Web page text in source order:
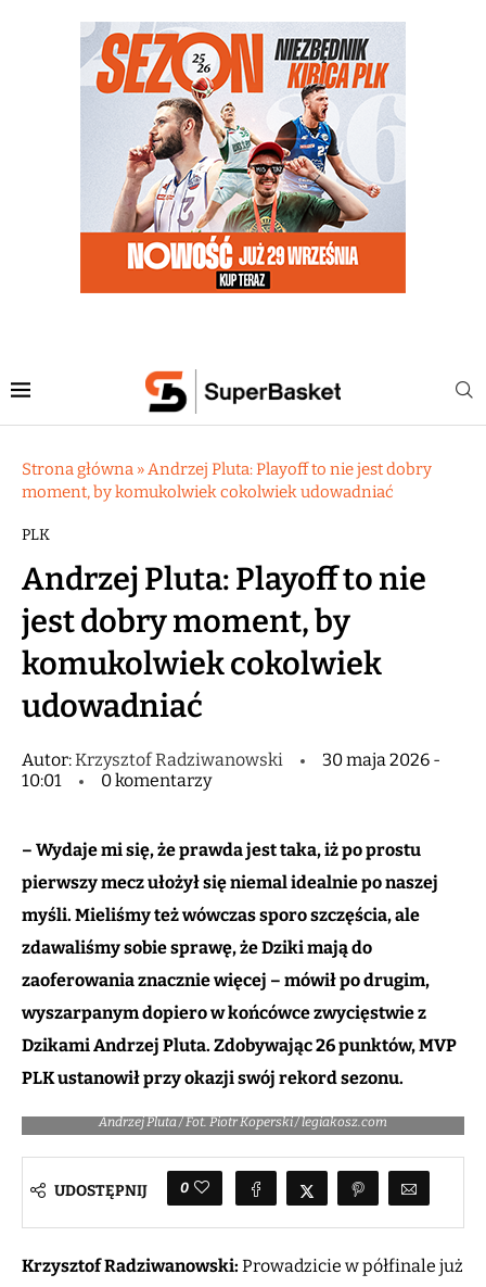
Strona główna »Andrzej Pluta: Playoff to nie jest dobry
moment, by komukolwiek cokolwiek udowadniać
PLK
Andrzej Pluta: Playoff to nie
jest dobry moment, by
komukolwiek cokolwiek
udowadniać
Autor:Krzysztof Radziwanowski
30 maja 2026 -
10:01
0 komentarzy
– Wydaje mi się, że prawda jest taka, iż po prostu
pierwszy mecz ułożył się niemal idealnie po naszej
myśli. Mieliśmy też wówczas sporo szczęścia, ale
zdawaliśmy sobie sprawę, że Dziki mają do
zaoferowania znacznie więcej – mówił po drugim,
wyszarpanym dopiero w końcówce zwycięstwie z
Dzikami Andrzej Pluta. Zdobywając 26 punktów, MVP
PLK ustanowił przy okazji swój rekord sezonu.
Andrzej Pluta / Fot. Piotr Koperski / legiakosz.com
UDOSTĘPNIJ 0
Krzysztof Radziwanowski: Prowadzicie w półfinale już